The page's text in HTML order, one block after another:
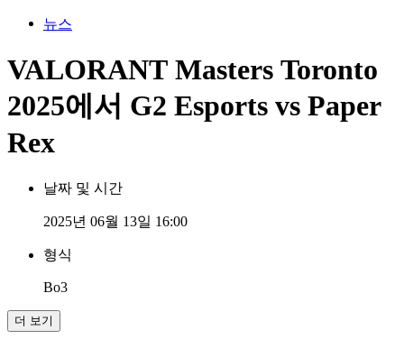
뉴스
VALORANT Masters Toronto
2025에서 G2 Esports vs Paper
Rex
날짜 및 시간
2025년 06월 13일 16:00
형식
Bo3
더 보기